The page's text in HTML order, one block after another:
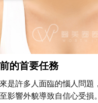
的首要任務
是許多人面臨的惱人問題
影響外貌導致自信心受損